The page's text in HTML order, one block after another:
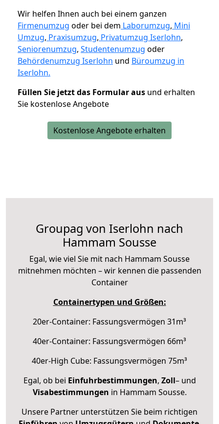
Wir helfen Ihnen auch bei einem ganzen
Firmenumzug oder bei dem Laborumzug, Mini
Umzug, Praxisumzug, Privatumzug Iserlohn,
Seniorenumzug, Studentenumzug oder
Behördenumzug Iserlohn und Büroumzug in
Iserlohn.
Füllen Sie jetzt das Formular aus und erhalten
Sie kostenlose Angebote
Kostenlose Angebote erhalten
Groupag von Iserlohn nach
Hammam Sousse
Egal, wie viel Sie mit nach Hammam Sousse
mitnehmen möchten – wir kennen die passenden
Container
Containertypen und Größen:
20er-Container: Fassungsvermögen 31m³
40er-Container: Fassungsvermögen 66m³
40er-High Cube: Fassungsvermögen 75m³
Egal, ob bei Einfuhrbestimmungen, Zoll– und
Visabestimmungen in Hammam Sousse.
Unsere Partner unterstützen Sie beim richtigen